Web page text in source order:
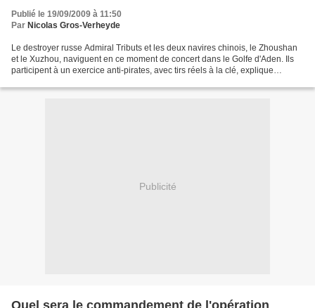
Publié le 19/09/2009 à 11:50
Par Nicolas Gros-Verheyde
Le destroyer russe Admiral Tributs et les deux navires chinois, le Zhoushan
et le Xuzhou, naviguent en ce moment de concert dans le Golfe d'Aden. Ils
participent à un exercice anti-pirates, avec tirs réels à la clé, explique
Publicité
Quel sera le commandement de l'opération